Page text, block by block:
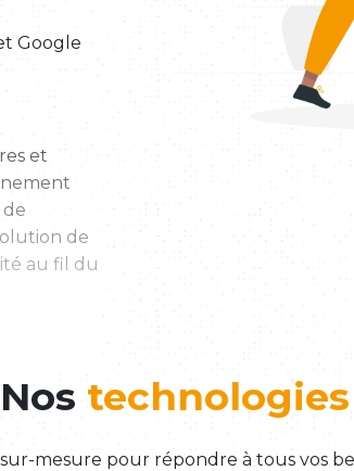
Google
et
de
au fil du
Nos technologies
mesure pour répondre à tous vos